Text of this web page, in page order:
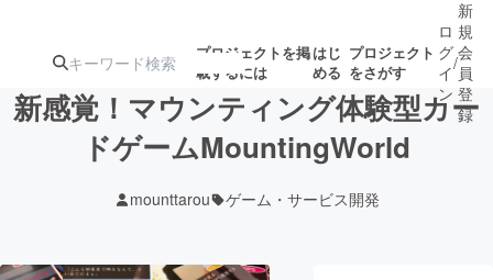
プロジェクトを掲
載するには
はじ
める
プロジェクト
をさがす
ターン
ジェクト
ロジェクト
ロ
グ
イ
ン
/
新
規
会
員
登
録
新感覚！マウンティング体験型カー
ドゲームMountingWorld
mounttarou ゲーム・サービス開発